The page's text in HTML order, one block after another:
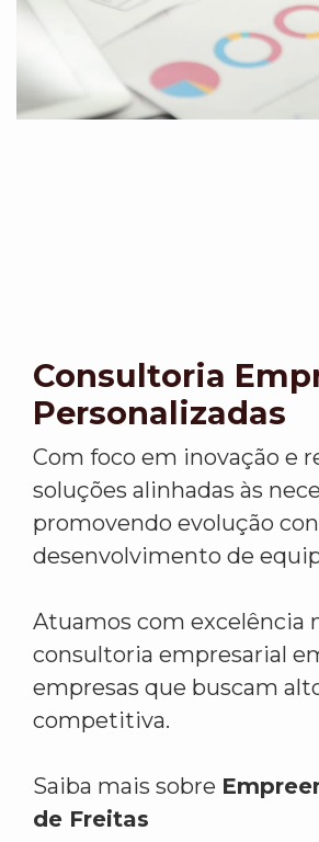
Consultoria
Personalizadas
Com foco em inovação e
soluções alinhadas às
promovendo evolução
desenvolvimento de
Atuamos com excelência
consultoria empresarial
empresas que buscam
competitiva.
Saiba mais sobre
de Freitas